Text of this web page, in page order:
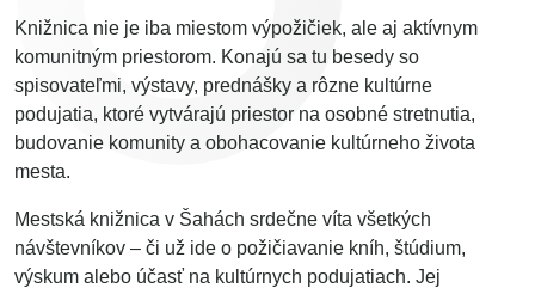
Knižnica nie je iba miestom výpožičiek, ale aj aktívnym
komunitným priestorom. Konajú sa tu besedy so
spisovateľmi, výstavy, prednášky a rôzne kultúrne
podujatia, ktoré vytvárajú priestor na osobné stretnutia,
budovanie komunity a obohacovanie kultúrneho života
mesta.
Mestská knižnica v Šahách srdečne víta všetkých
návštevníkov – či už ide o požičiavanie kníh, štúdium,
výskum alebo účasť na kultúrnych podujatiach. Jej